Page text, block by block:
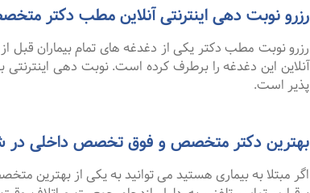
رزرو نوبت دهی اینترنتی آنلاین مطب دکتر
رزرو نوبت مطب دکتر یکی از دغدغه های تمام بیماران
آنلاین این دغدغه را برطرف کرده است. نوبت دهی
پذیر است.
بهترین دکتر متخصص و فوق تخصص داخلی در
اگر مبتلا به بیماری هستید می توانید به یکی از